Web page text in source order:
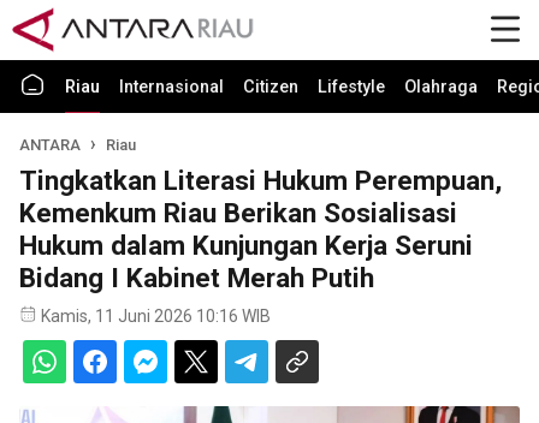
Riau Internasional Citizen Lifestyle Olahraga
ANTARA Riau
Tingkatkan Literasi Hukum Perempuan,
Kemenkum Riau Berikan Sosialisasi
Hukum dalam Kunjungan Kerja Seruni
Bidang I Kabinet Merah Putih
Kamis, 11 Juni 2026 10:16 WIB